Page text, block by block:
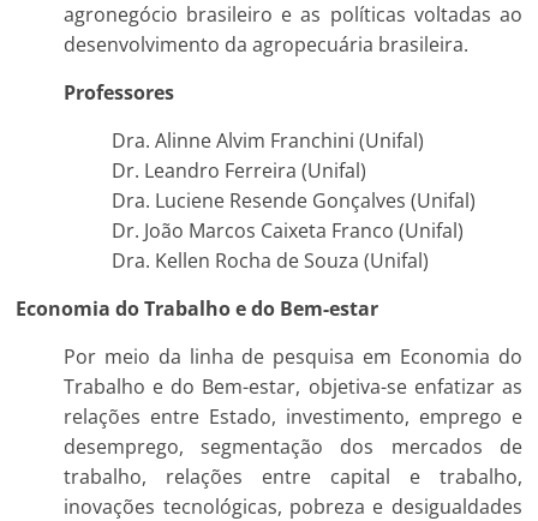
agronegócio brasileiro e as políticas voltadas ao
desenvolvimento da agropecuária brasileira.
Professores
Dra. Alinne Alvim Franchini (Unifal)
Dr. Leandro Ferreira (Unifal)
Dra. Luciene Resende Gonçalves (Unifal)
Dr. João Marcos Caixeta Franco (Unifal)
Dra. Kellen Rocha de Souza (Unifal)
Economia do Trabalho e do Bem-estar
Por meio da linha de pesquisa em Economia do
Trabalho e do Bem-estar, objetiva-se enfatizar as
relações entre Estado, investimento, emprego e
desemprego, segmentação dos mercados de
trabalho, relações entre capital e trabalho,
inovações tecnológicas, pobreza e desigualdades